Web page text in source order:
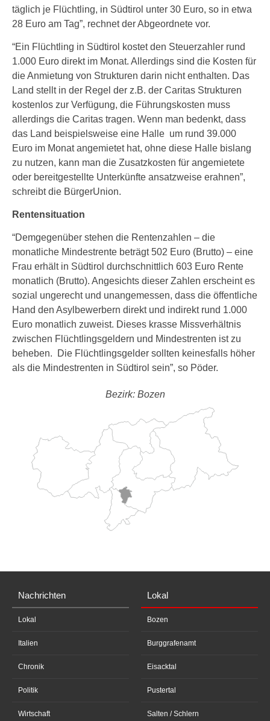
täglich je Flüchtling, in Südtirol unter 30 Euro, so in etwa
28 Euro am Tag”, rechnet der Abgeordnete vor.
“Ein Flüchtling in Südtirol kostet den Steuerzahler rund
1.000 Euro direkt im Monat. Allerdings sind die Kosten für
die Anmietung von Strukturen darin nicht enthalten. Das
Land stellt in der Regel der z.B. der Caritas Strukturen
kostenlos zur Verfügung, die Führungskosten muss
allerdings die Caritas tragen. Wenn man bedenkt, dass
das Land beispielsweise eine Halle um rund 39.000
Euro im Monat angemietet hat, ohne diese Halle bislang
zu nutzen, kann man die Zusatzkosten für angemietete
oder bereitgestellte Unterkünfte ansatzweise erahnen”,
schreibt die BürgerUnion.
Rentensituation
“Demgegenüber stehen die Rentenzahlen – die
monatliche Mindestrente beträgt 502 Euro (Brutto) – eine
Frau erhält in Südtirol durchschnittlich 603 Euro Rente
monatlich (Brutto). Angesichts dieser Zahlen erscheint es
sozial ungerecht und unangemessen, dass die öffentliche
Hand den Asylbewerbern direkt und indirekt rund 1.000
Euro monatlich zuweist. Dieses krasse Missverhältnis
zwischen Flüchtlingsgeldern und Mindestrenten ist zu
beheben. Die Flüchtlingsgelder sollten keinesfalls höher
als die Mindestrenten in Südtirol sein”, so Pöder.
Bezirk: Bozen
Nachrichten
Lokal
Italien
Chronik
Politik
Wirtschaft
Lokal
Bozen
Burggrafenamt
Eisacktal
Pustertal
Salten / Schlern